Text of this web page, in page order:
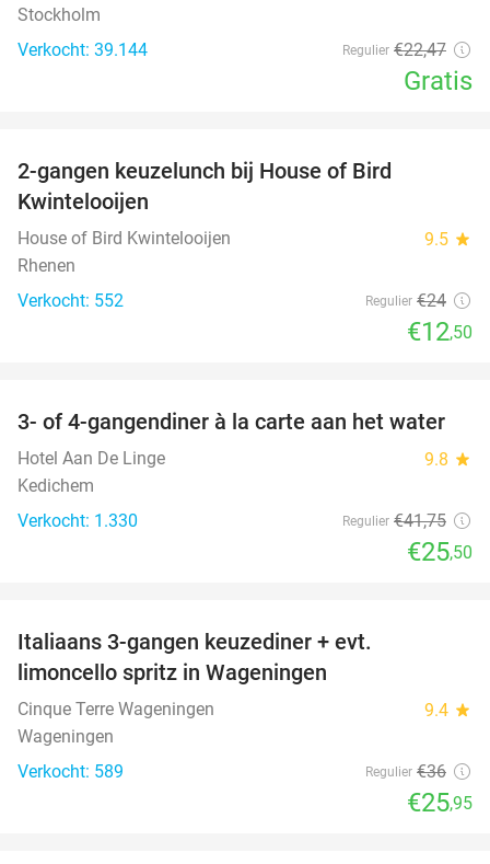
Stockholm
Verkocht: 39.144
Regulier €22,47
Gratis
2-gangen keuzelunch bij House of Bird
Kwintelooijen
House of Bird Kwintelooijen 9.5 star
Rhenen
Verkocht: 552
Regulier €24
€12,50
39%
3- of 4-gangendiner à la carte aan het water
Hotel Aan De Linge 9.8 star
Kedichem
Verkocht: 1.330
Regulier €41,75
€25,50
Italiaans 3-gangen keuzediner + evt.
limoncello spritz in Wageningen
Cinque Terre Wageningen 9.4 star
Wageningen
Verkocht: 589
Regulier €36
€25,95